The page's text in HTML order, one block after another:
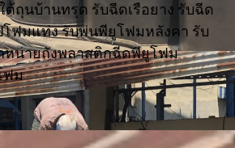
ถุนบ้านทรุด รับฉีดเรือยาง รับฉีด
โฟมแท่ง รับพ่นพียูโฟมหลังคา รับ
หน่ายถังพลาสติกฉีดพียูโฟม
ฟม